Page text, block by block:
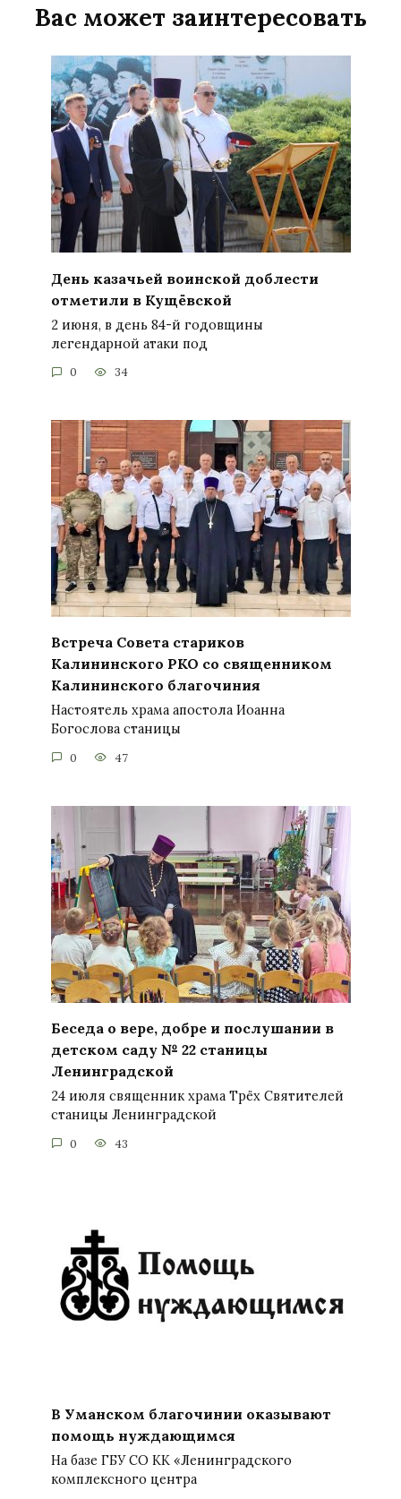
Вас может заинтересовать
День казачьей воинской доблести
отметили в Кущёвской
2 июня, в день 84-й годовщины
легендарной атаки под
0 34
Встреча Совета стариков
Калининского РКО со священником
Калининского благочиния
Настоятель храма апостола Иоанна
Богослова станицы
0 47
Беседа о вере, добре и послушании в
детском саду № 22 станицы
Ленинградской
24 июля священник храма Трёх Святителей
станицы Ленинградской
0 43
В Уманском благочинии оказывают
помощь нуждающимся
На базе ГБУ СО КК «Ленинградского
комплексного центра